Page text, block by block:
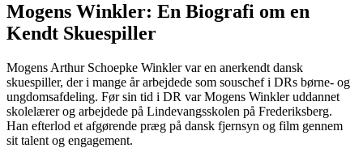
Mogens Winkler: En Biografi om en
Kendt Skuespiller
Mogens Arthur Schoepke Winkler var en anerkendt dansk
skuespiller, der i mange år arbejdede som souschef i DRs børne- og
ungdomsafdeling. Før sin tid i DR var Mogens Winkler uddannet
skolelærer og arbejdede på Lindevangsskolen på Frederiksberg.
Han efterlod et afgørende præg på dansk fjernsyn og film gennem
sit talent og engagement.